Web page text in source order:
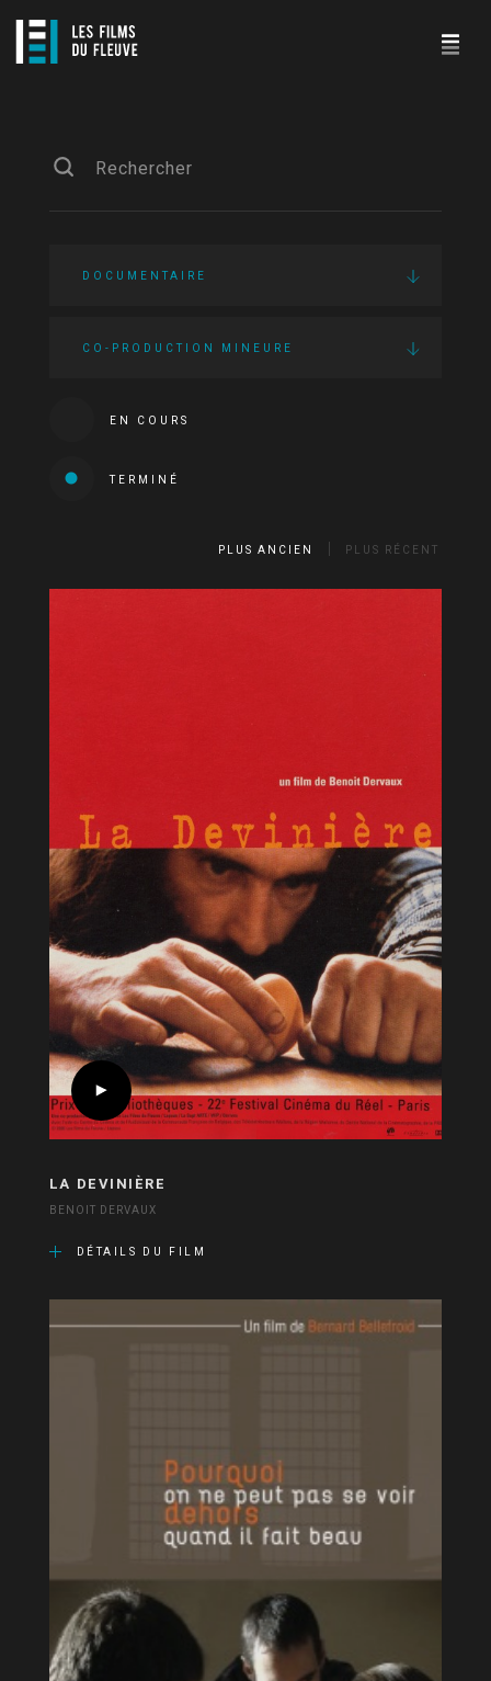
DOCUMENTAIRE
CO-PRODUCTION MINEURE
EN COURS
TERMINÉ
PLUS ANCIEN PLUS RÉCENT
LA DEVINIÈRE
BENOIT DERVAUX
DÉTAILS DU FILM